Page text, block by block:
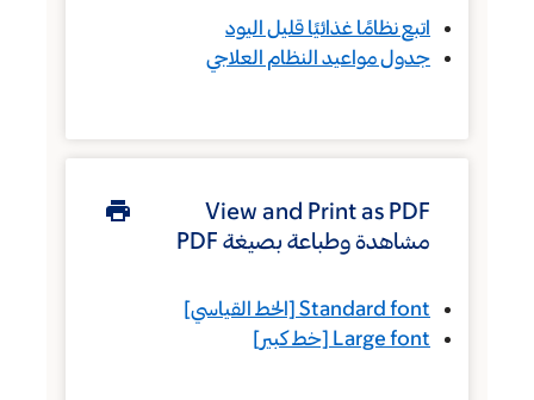
اتبع نظامًا غذائيًا قليل اليود
جدول مواعيد النظام العلاجي
View and Print as PDF
مشاهدة وطباعة بصيغة PDF
Standard font [الخط القياسي]
Large font [خط كبير]